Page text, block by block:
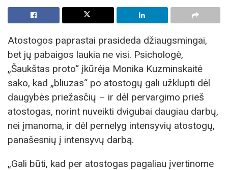
Atostogos paprastai prasideda džiaugsmingai,
bet jų pabaigos laukia ne visi. Psichologė,
„Šaukštas proto“ įkūrėja Monika Kuzminskaitė
sako, kad „bliuzas“ po atostogų gali užklupti dėl
daugybės priežasčių – ir dėl pervargimo prieš
atostogas, norint nuveikti dvigubai daugiau darbų,
nei įmanoma, ir dėl pernelyg intensyvių atostogų,
panašesnių į intensyvų darbą.
„Gali būti, kad per atostogas pagaliau įvertinome